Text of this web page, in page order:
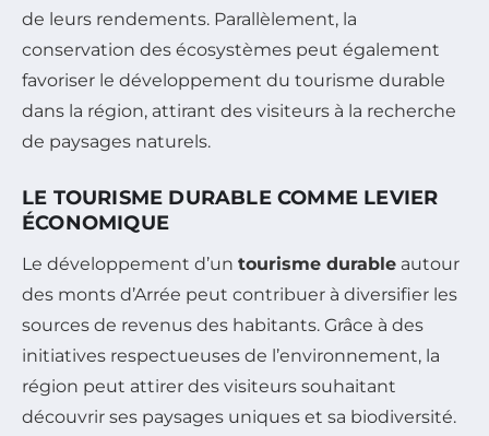
de leurs rendements. Parallèlement, la
conservation des écosystèmes peut également
favoriser le développement du tourisme durable
dans la région, attirant des visiteurs à la recherche
de paysages naturels.
LE TOURISME DURABLE COMME LEVIER
ÉCONOMIQUE
Le développement d’un tourisme durable autour
des monts d’Arrée peut contribuer à diversifier les
sources de revenus des habitants. Grâce à des
initiatives respectueuses de l’environnement, la
région peut attirer des visiteurs souhaitant
découvrir ses paysages uniques et sa biodiversité.